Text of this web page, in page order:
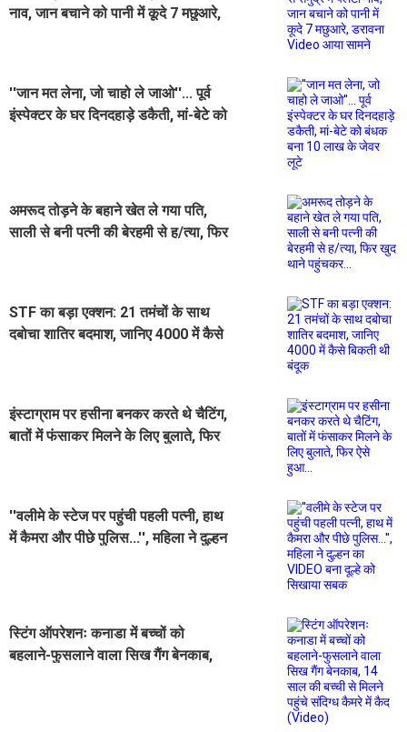
नाव, जान बचाने को पानी में कूदे 7 मछुआरे,
''जान मत लेना, जो चाहो ले जाओ''... पूर्व
इंस्पेक्टर के घर दिनदहाड़े डकैती, मां-बेटे को
अमरूद तोड़ने के बहाने खेत ले गया पति,
साली से बनी पत्नी की बेरहमी से ह/त्या, फिर
STF का बड़ा एक्शन: 21 तमंचों के साथ
दबोचा शातिर बदमाश, जानिए 4000 में कैसे
इंस्टाग्राम पर हसीना बनकर करते थे चैटिंग,
बातों में फंसाकर मिलने के लिए बुलाते, फिर
''वलीमे के स्टेज पर पहुंची पहली पत्नी, हाथ
में कैमरा और पीछे पुलिस...'', महिला ने दुल्हन
स्टिंग ऑपरेशनः कनाडा में बच्चों को
बहलाने-फुसलाने वाला सिख गैंग बेनकाब,